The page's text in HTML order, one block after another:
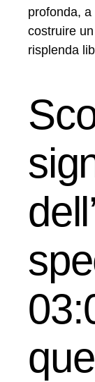
profonda,
costruire
risplenda